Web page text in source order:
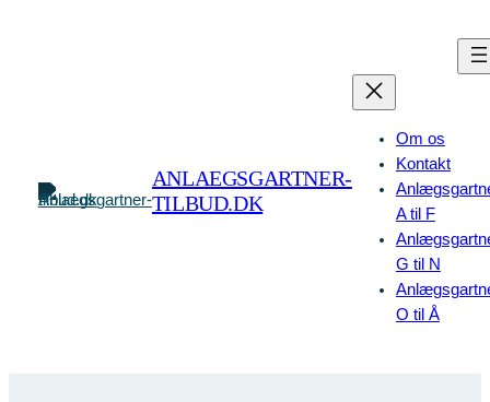
ANLAEGSGARTNER-
TILBUD.DK
Om os
Kontakt
A til F
G til N
O til Å